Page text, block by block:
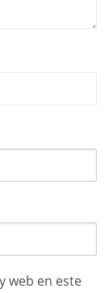
web en este